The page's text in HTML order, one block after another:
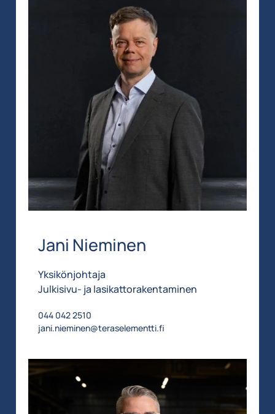
Jani Nieminen
Yksikönjohtaja
Julkisivu- ja lasikattorakentaminen
044 042 2510
jani.nieminen@teraselementti.fi